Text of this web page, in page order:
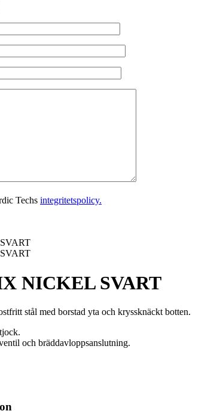
Techs integritetspolicy.
NICKEL SVART
stål med borstad yta och kryssknäckt botten.
och bräddavloppsanslutning.